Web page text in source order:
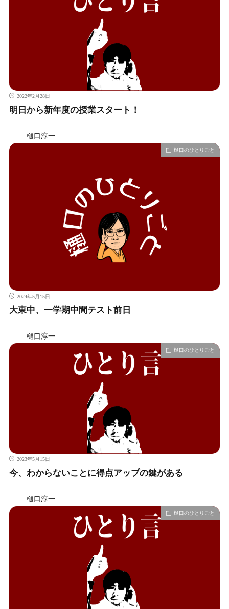
2022年2月28日
明日から新年度の授業スタート！
樋口淳一
樋口のひとりごと
2024年5月15日
大東中、一学期中間テスト前日
樋口淳一
樋口のひとりごと
2023年5月15日
今、わからないことに得点アップの鍵がある
樋口淳一
樋口のひとりごと